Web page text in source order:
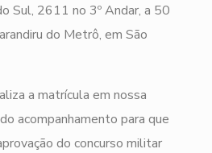
Sul, 2611 no 3º Andar, a 50
do Metrô, em São
a matrícula em nossa
acompanhamento para que
do concurso militar